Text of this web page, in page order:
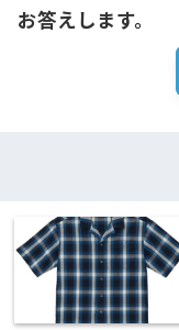
お答えします。